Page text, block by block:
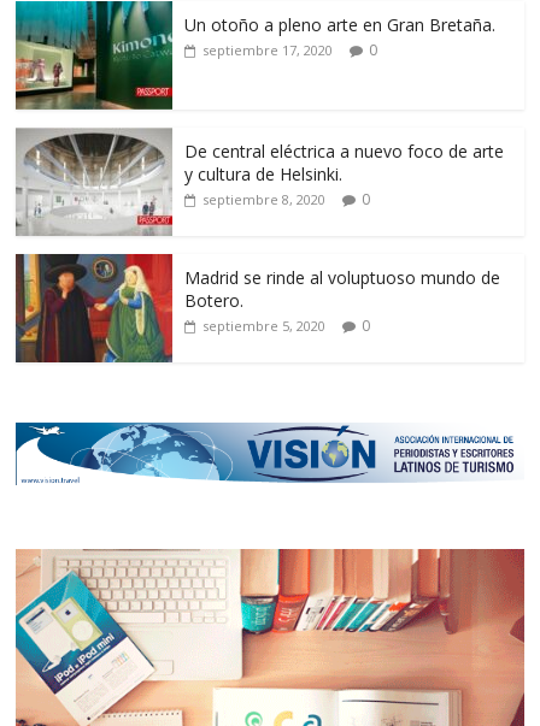
Un otoño a pleno arte en Gran Bretaña.
septiembre 17, 2020 0
De central eléctrica a nuevo foco de arte
y cultura de Helsinki.
septiembre 8, 2020 0
Madrid se rinde al voluptuoso mundo de
Botero.
septiembre 5, 2020 0